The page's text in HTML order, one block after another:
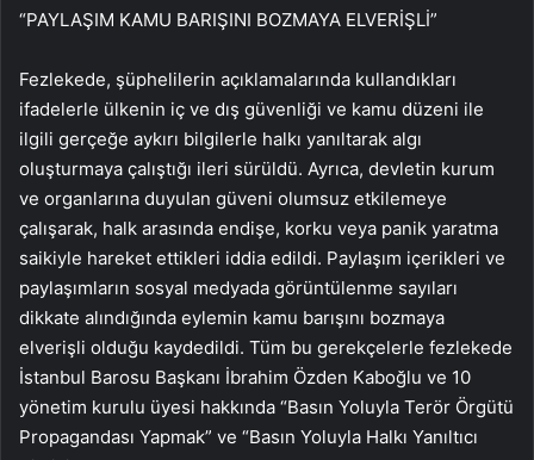
“PAYLAŞIM KAMU BARIŞINI BOZMAYA ELVERİŞLİ”
Fezlekede, şüphelilerin açıklamalarında kullandıkları
ifadelerle ülkenin iç ve dış güvenliği ve kamu düzeni ile
ilgili gerçeğe aykırı bilgilerle halkı yanıltarak algı
oluşturmaya çalıştığı ileri sürüldü. Ayrıca, devletin kurum
ve organlarına duyulan güveni olumsuz etkilemeye
çalışarak, halk arasında endişe, korku veya panik yaratma
saikiyle hareket ettikleri iddia edildi. Paylaşım içerikleri ve
paylaşımların sosyal medyada görüntülenme sayıları
dikkate alındığında eylemin kamu barışını bozmaya
elverişli olduğu kaydedildi. Tüm bu gerekçelerle fezlekede
İstanbul Barosu Başkanı İbrahim Özden Kaboğlu ve 10
yönetim kurulu üyesi hakkında “Basın Yoluyla Terör Örgütü
Propagandası Yapmak” ve “Basın Yoluyla Halkı Yanıltıcı